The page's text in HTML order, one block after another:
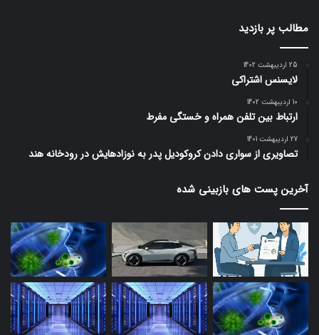
مطالب پر بازدید
25 اردیبهشت 1402
لایسنس اشتراکی
10 اردیبهشت 1402
ارتباط بین تلفن همراه و خستگی مفرط
27 اردیبهشت 1401
تصاویری از سواری دادن کروکودیل پدر به نوزادهایش در رودخانه هند
آخرین پست های بازبینی شده